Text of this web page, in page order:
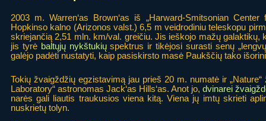
2003 m. Warren‘as Brown‘as iš „Harward-Smitsonian
Hopkinso kalno (Arizonos valst.) 6,5 m veidrodiniu teleskopu
skriejančią 2,51 mln. km/val. greičiu. Jis ieškojo mažų galaktikų,
jis tyrė baltųjų nykštukiųspektrus ir tikėjosi surasti senų
galėjo padėti nustatyti, kaip pasiskirsto masė Paukščių tako
Tokių žvaigždžių egzistavimą jau prieš 20 m. numatė ir
Laboratory“ astronomas Jack‘as Hills‘as. Anot jo, dvinarei
narės gali liautis traukusios viena kitą. Viena jų imtų skrieti
nuskrietų tolyn.